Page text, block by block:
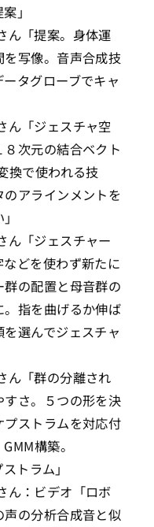
」
ん「提案。身体運
写像。音声合成技
タグローブでキャ
ん「ジェスチャ空
次元の結合ベクト
換で使われる技
アラインメントを
ん「ジェスチャー
どを使わず新たに
の配置と母音群の
指を曲げるか伸ば
選んでジェスチャ
ん「群の分離され
さ。５つの形を決
ストラムを対応付
構築。
トラム」
ん：ビデオ「ロボ
声の分析合成音と似